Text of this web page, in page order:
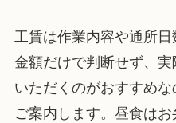
工賃は作業内容や通所日
金額だけで判断せず、
いただくのがおすすめ
ご案内します。昼食は